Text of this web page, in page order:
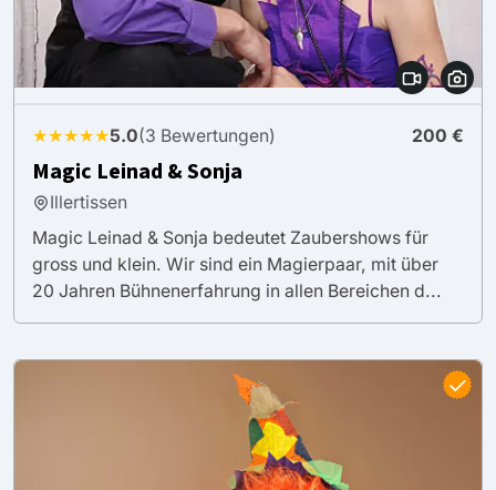
★★★★★5.0(3 Bewertungen) 200 €
Magic Leinad & Sonja
Illertissen
Magic Leinad & Sonja bedeutet Zaubershows für
gross und klein. Wir sind ein Magierpaar, mit über
20 Jahren Bühnenerfahrung in allen Bereichen d...